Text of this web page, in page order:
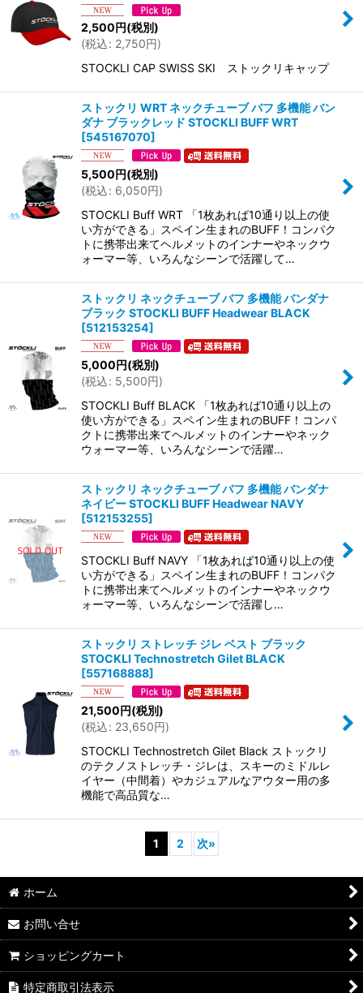
2,500円(税別)
(税込: 2,750円)
STOCKLI CAP SWISS SKI ストックリキャップ
ストックリ WRT ネックチューブ バフ 多機能 バン
ダナ ブラックレッド STOCKLI BUFF WRT
[545167070]
5,500円(税別)
(税込: 6,050円)
STOCKLI Buff WRT 「1枚あれば10通り以上の使
い方ができる」スペイン生まれのBUFF！コンパク
トに携帯出来てヘルメットのインナーやネックウ
ォーマー等、いろんなシーンで活躍して…
ストックリ ネックチューブ バフ 多機能 バンダナ
ブラック STOCKLI BUFF Headwear BLACK
[512153254]
5,000円(税別)
(税込: 5,500円)
STOCKLI Buff BLACK 「1枚あれば10通り以上の
使い方ができる」スペイン生まれのBUFF！コンパ
クトに携帯出来てヘルメットのインナーやネック
ウォーマー等、いろんなシーンで活躍…
ストックリ ネックチューブ バフ 多機能 バンダナ
ネイビー STOCKLI BUFF Headwear NAVY
[512153255]
STOCKLI Buff NAVY 「1枚あれば10通り以上の使
い方ができる」スペイン生まれのBUFF！コンパク
トに携帯出来てヘルメットのインナーやネックウ
ォーマー等、いろんなシーンで活躍し…
ストックリ ストレッチ ジレ ベスト ブラック
STOCKLI Technostretch Gilet BLACK
[557168888]
21,500円(税別)
(税込: 23,650円)
STOCKLI Technostretch Gilet Black ストックリ
のテクノストレッチ・ジレは、スキーのミドルレ
イヤー（中間着）やカジュアルなアウター用の多
機能で高品質な…
1 2 次»
ホーム
お問い合せ
ショッピングカート
特定商取引法表示